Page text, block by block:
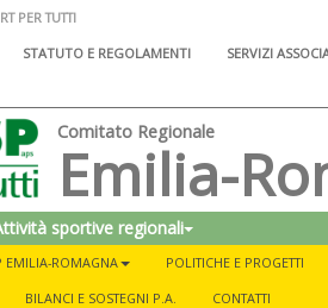
PER TUTTI
STATUTO E REGOLAMENTI SERVIZI
Comitato Regionale
Emilia-
sportive regionali
EMILIA-ROMAGNA POLITICHE E PROGETTI
BILANCI E SOSTEGNI P.A. CONTATTI